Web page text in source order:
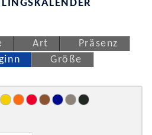
Art
Präsenz
Größe